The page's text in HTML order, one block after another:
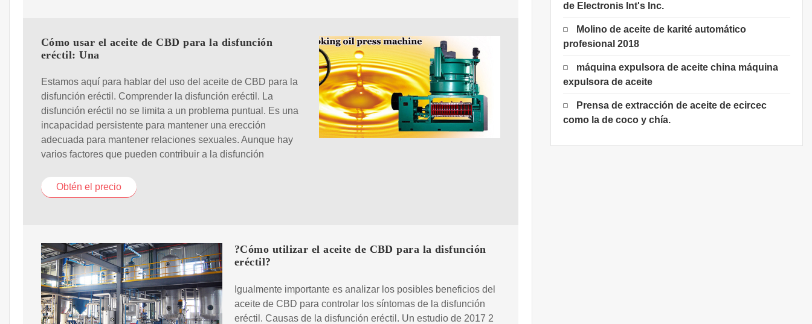
Cómo usar el aceite de CBD para la disfunción
eréctil: Una
Estamos aquí para hablar del uso del aceite de CBD para la
disfunción eréctil. Comprender la disfunción eréctil. La
disfunción eréctil no se limita a un problema puntual. Es una
incapacidad persistente para mantener una erección
adecuada para mantener relaciones sexuales. Aunque hay
varios factores que pueden contribuir a la disfunción
Obtén el precio
?Cómo utilizar el aceite de CBD para la disfunción
eréctil?
Igualmente importante es analizar los posibles beneficios del
aceite de CBD para controlar los síntomas de la disfunción
eréctil. Causas de la disfunción eréctil. Un estudio de 2017 2
de Electronis Int's Inc.
Molino de aceite de karité automático
profesional 2018
máquina expulsora de aceite china máquina
expulsora de aceite
Prensa de extracción de aceite de ecircec
como la de coco y chía.